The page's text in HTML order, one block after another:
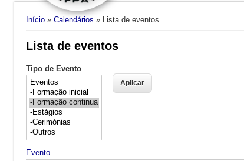
Está aqui
Início» Calendários » Lista de eventos
Lista de eventos
Tipo de Evento
Evento